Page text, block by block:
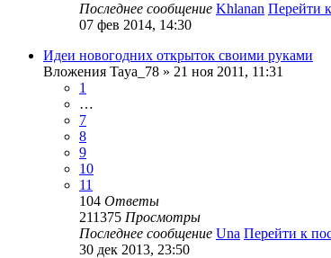
Последнее сообщение Khlanan Перейти
07 фев 2014, 14:30
Идеи новогодних открыток своими руками
Вложения Taya_78 » 21 ноя 2011, 11:31
1
…
7
8
9
10
11
104 Ответы
211375 Просмотры
Последнее сообщение Una Перейти к
30 дек 2013, 23:50